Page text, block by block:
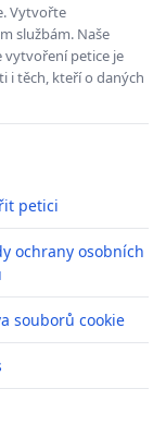
Vytvořte
službám. Naše
vytvoření petice je
i těch, kteří o daných
petici
ochrany osobních
souborů cookie